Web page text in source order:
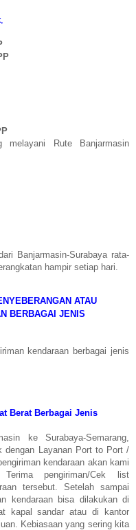
,
Rute Banjarmasin
Banjarmasin-Surabaya rata-
hampir setiap hari.
ATAU
BERBAGAI JENIS
kendaraan berbagai jenis
Berat Berbagai Jenis
ke Surabaya-Semarang,
dengan Layanan Port to Port /
kendaraan akan kami
pengiriman/Cek list
tersebut. Setelah sampai
kendaraan bisa dilakukan di
kapal sandar atau di kantor
Kebiasaan yang sering kita